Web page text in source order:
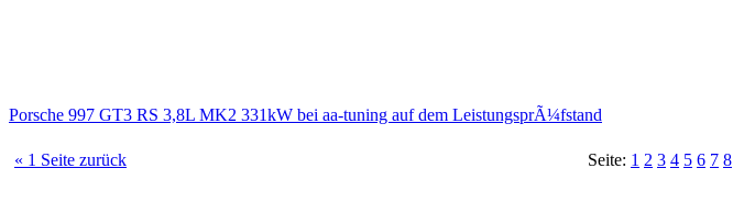
Porsche 997 GT3 RS 3,8L MK2 331kW bei aa-tuning auf dem LeistungsprÃ¼fstand
« 1 Seite zurück Seite: 1 2 3 4 5 6 7 8